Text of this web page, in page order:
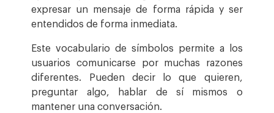
expresar un mensaje de forma rápida y ser
entendidos de forma inmediata.
Este vocabulario de símbolos permite a los
usuarios comunicarse por muchas razones
diferentes. Pueden decir lo que quieren,
preguntar algo, hablar de sí mismos o
mantener una conversación.